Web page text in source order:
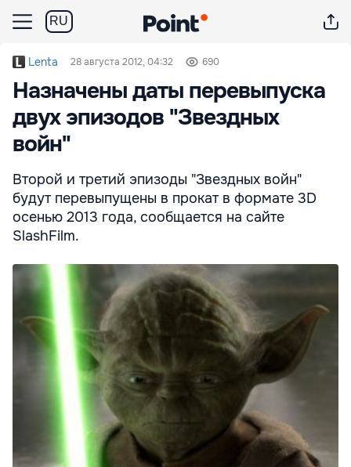
RU
Lenta 28 августа 2012, 04:32 690
Назначены даты перевыпуска
двух эпизодов "Звездных
войн"
Второй и третий эпизоды "Звездных войн"
будут перевыпущены в прокат в формате 3D
осенью 2013 года, сообщается на сайте
SlashFilm.